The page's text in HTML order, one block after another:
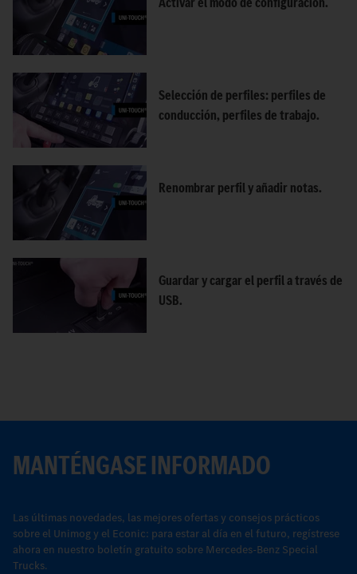
Selección de perfiles: perfiles de
conducción, perfiles de trabajo.
Renombrar perfil y añadir notas.
Guardar y cargar el perfil a través de
USB.
MANTÉNGASE INFORMADO
Las últimas novedades, las mejores ofertas y consejos prácticos
sobre el Unimog y el Econic: para estar al día en el futuro, regístrese
ahora en nuestro boletín gratuito sobre Mercedes-Benz Special
Trucks.